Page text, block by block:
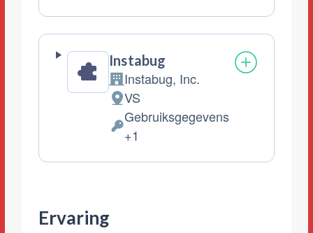
Instabug
Bedrijf:
Instabug, Inc.
Verwerkingslocatie:
VS
Verwerkte
Gebruiksgegevens
+1
Ervaring